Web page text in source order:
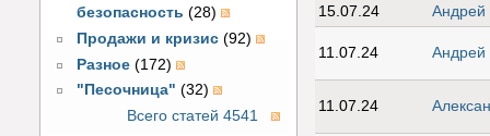
безопасность (28)
Продажи и кризис (92)
Разное (172)
"Песочница" (32)
Всего статей 4541
15.07.24
Андрей
11.07.24 Андрей
11.07.24